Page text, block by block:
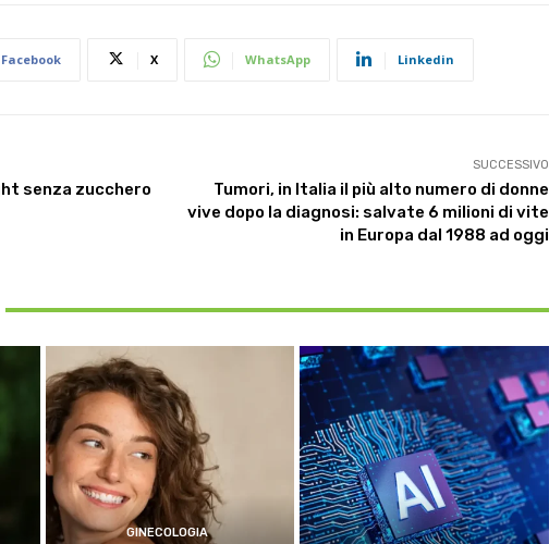
Facebook X WhatsApp Linkedin
senza zucchero
SUCCESSIVO
Tumori, in Italia il più alto numero di donne
vive dopo la diagnosi: salvate 6 milioni di vite
in Europa dal 1988 ad oggi
GINECOLOGIA